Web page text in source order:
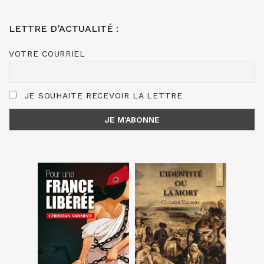
LETTRE D’ACTUALITÉ :
VOTRE COURRIEL
JE SOUHAITE RECEVOIR LA LETTRE